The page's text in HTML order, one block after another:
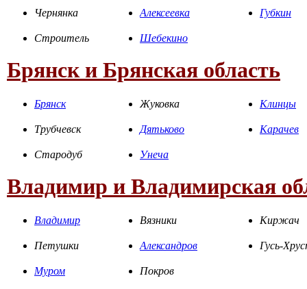
Чернянка Алексеевка Губкин
Строитель Шебекино
Брянск и Брянская область
Брянск Жуковка Клинцы
Трубчевск Дятьково Карачев
Стародуб Унеча
Владимир и Владимирская
Владимир Вязники Киржач
Петушки Александров Гусь-
Муром Покров